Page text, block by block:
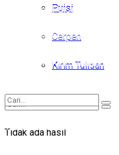
Puisi
Cerpen
Kirim Tulisan
Tidak ada hasil
Puisi
Cerpen
Kirim Tulisan
Tidak ada hasil